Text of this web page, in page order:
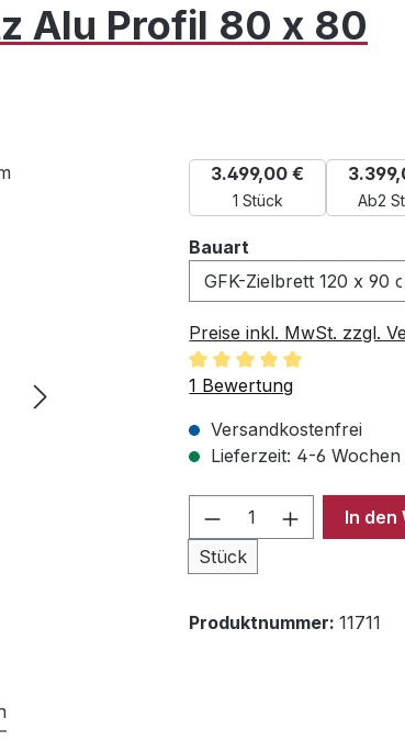
Alu Profil 80 x 80
1 Stück
3.499,00 €
Ab2
Bauart
Preise inkl. MwSt. zzgl.
Durchschnittliche
1 Bewertung
Versandkostenfrei
Lieferzeit: 4-6 Wochen
Produkt
Stück
In den
Produktnummer:11711